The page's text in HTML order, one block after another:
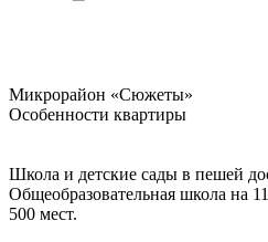
Микрорайон «Сюжеты»
Особенности квартиры
Школа и детские сады в пешей
Общеобразовательная школа на
500 мест.